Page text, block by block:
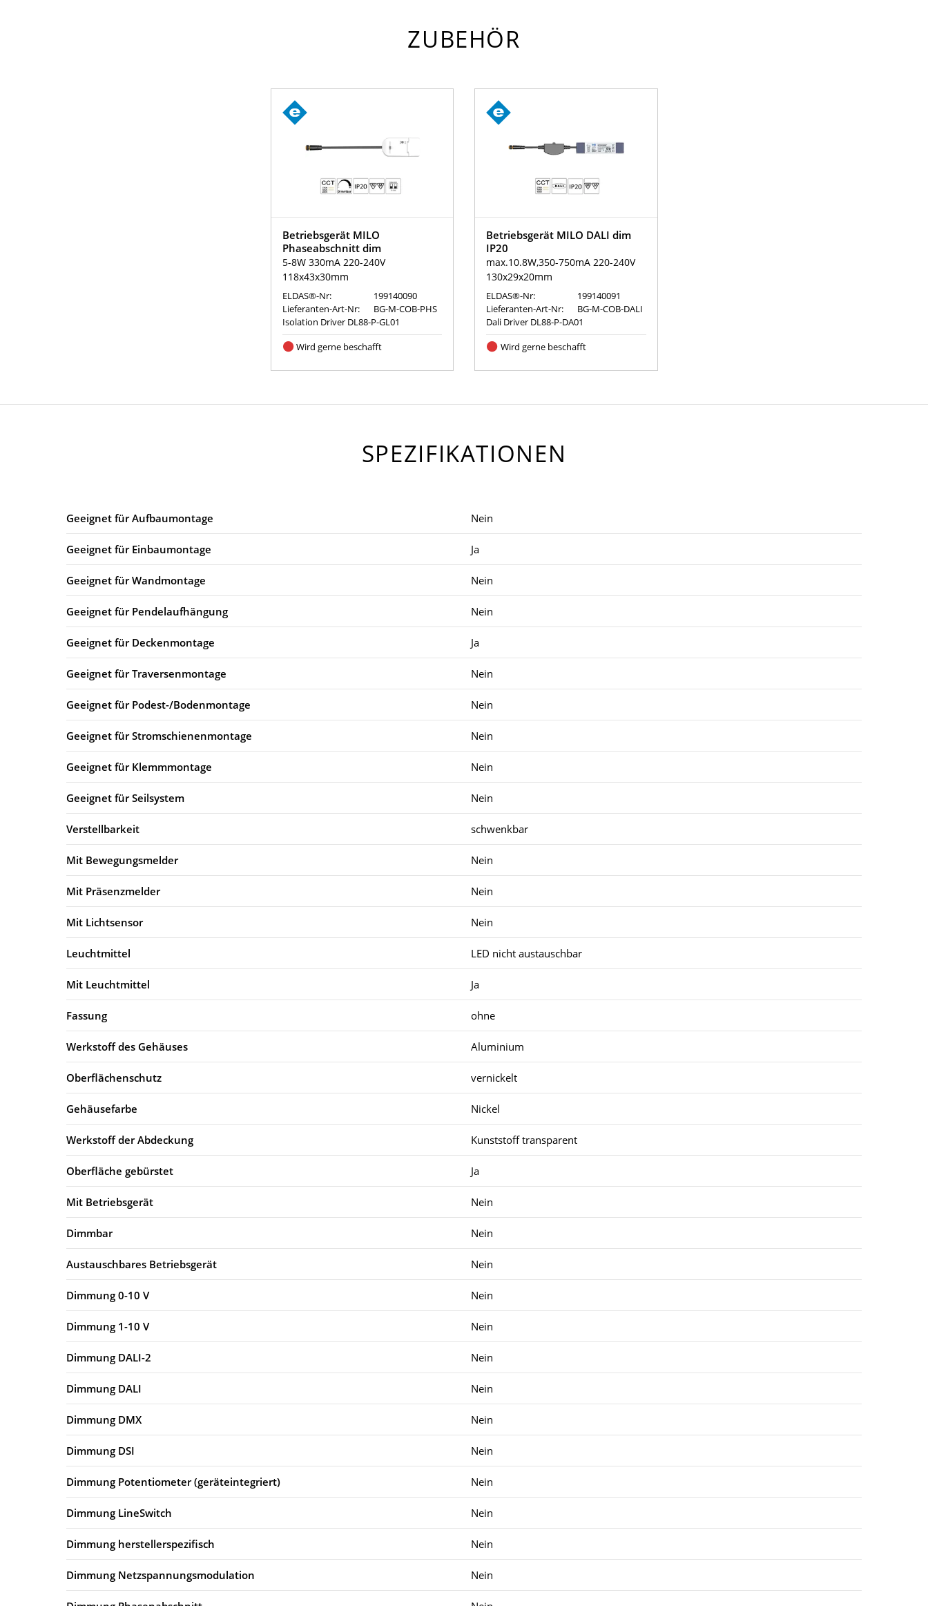
ZUBEHÖR
Betriebsgerät MILO
Phaseabschnitt dim
5-8W 330mA 220-240V
118x43x30mm
ELDAS®-Nr:
199140090
Lieferanten-Art-Nr:
BG-M-COB-PHS
Isolation Driver DL88-P-GL01
Wird gerne beschafft
Betriebsgerät MILO DALI dim
IP20
max.10.8W,350-750mA 220-240V
130x29x20mm
ELDAS®-Nr:
199140091
Lieferanten-Art-Nr:
BG-M-COB-DALI
Dali Driver DL88-P-DA01
Wird gerne beschafft
SPEZIFIKATIONEN
Geeignet für Aufbaumontage Nein
Geeignet für Einbaumontage Ja
Geeignet für Wandmontage Nein
Geeignet für Pendelaufhängung Nein
Geeignet für Deckenmontage Ja
Geeignet für Traversenmontage Nein
Geeignet für Podest-/Bodenmontage Nein
Geeignet für Stromschienenmontage Nein
Geeignet für Klemmmontage Nein
Geeignet für Seilsystem Nein
Verstellbarkeit schwenkbar
Mit Bewegungsmelder Nein
Mit Präsenzmelder Nein
Mit Lichtsensor Nein
Leuchtmittel LED nicht austauschbar
Mit Leuchtmittel Ja
Fassung ohne
Werkstoff des Gehäuses Aluminium
Oberflächenschutz vernickelt
Gehäusefarbe Nickel
Werkstoff der Abdeckung Kunststoff transparent
Oberfläche gebürstet Ja
Mit Betriebsgerät Nein
Dimmbar Nein
Austauschbares Betriebsgerät Nein
Dimmung 0-10 V Nein
Dimmung 1-10 V Nein
Dimmung DALI-2 Nein
Dimmung DALI Nein
Dimmung DMX Nein
Dimmung DSI Nein
Dimmung Potentiometer (geräteintegriert) Nein
Dimmung LineSwitch Nein
Dimmung herstellerspezifisch Nein
Dimmung Netzspannungsmodulation Nein